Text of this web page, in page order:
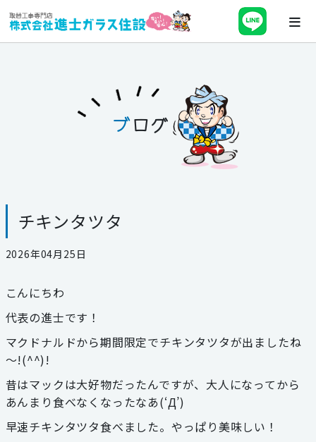
施工事例
ブログ
スタッフ紹介
お見積り・お問い合わせ
個人情報保護方針
ブログ
チキンタツタ
2026年04月25日
こんにちわ
代表の進士です！
マクドナルドから期間限定でチキンタツタが出ましたね
～!(^^)!
昔はマックは大好物だったんですが、大人になってから
あんまり食べなくなったなあ(‘Д’)
早速チキンタツタ食べました。やっぱり美味しい！